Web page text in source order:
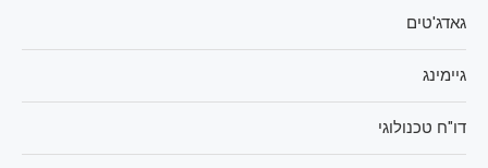
גאדג'טים
גיימינג
דו"ח טכנולוגי